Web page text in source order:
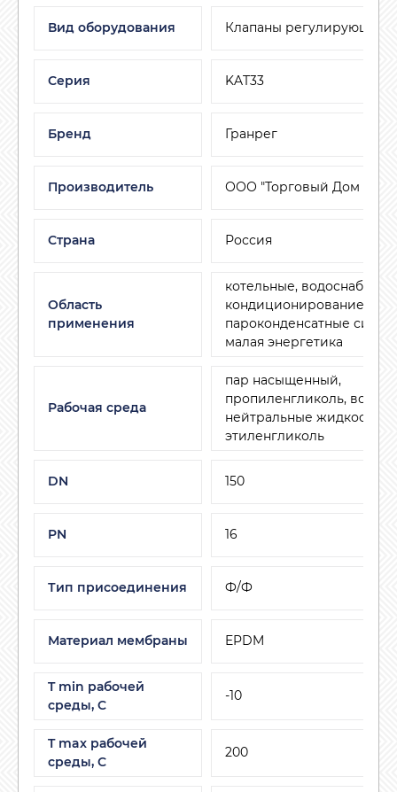
Вид оборудования Клапаны регулирующие
Серия KAT33
Бренд Гранрег
Производитель ООО "Торговый Дом АДЛ"
Страна Россия
Область
применения
котельные,
кондиционирование и
пароконденсатные
малая энергетика
Рабочая среда
пар насыщенный,
пропиленгликоль, воздух,
нейтральные жидкости,
этиленгликоль
DN 150
PN 16
Тип присоединения Ф/Ф
Материал мембраны EPDM
T min рабочей
среды, C
-10
T max рабочей
среды, С
200